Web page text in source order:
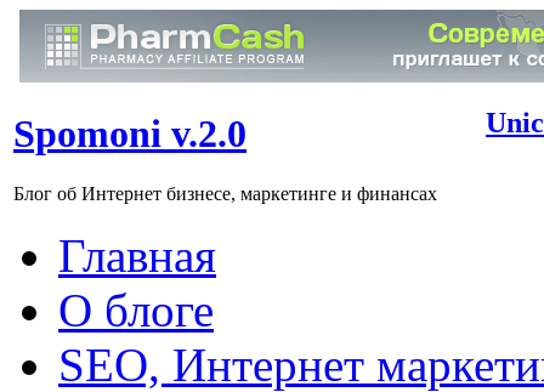
Spomoni v.2.0
Блог об Интернет бизнесе, маркетинге и финансах
Главная
О блоге
SEO, Интернет